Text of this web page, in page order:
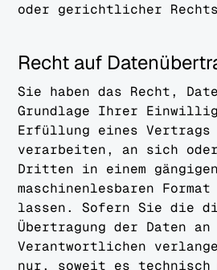
oder gerichtlicher
Recht auf
Sie haben das Recht,
Grundlage Ihrer
Erfüllung eines
verarbeiten, an sich
Dritten in einem
maschinenlesbaren
lassen. Sofern Sie die
Übertragung der Daten an
Verantwortlichen
nur, soweit es technisch